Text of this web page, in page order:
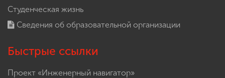
Студенческая жизнь
Сведения об образовательной организации
Быстрые ссылки
Проект «Инженерный навигатор»